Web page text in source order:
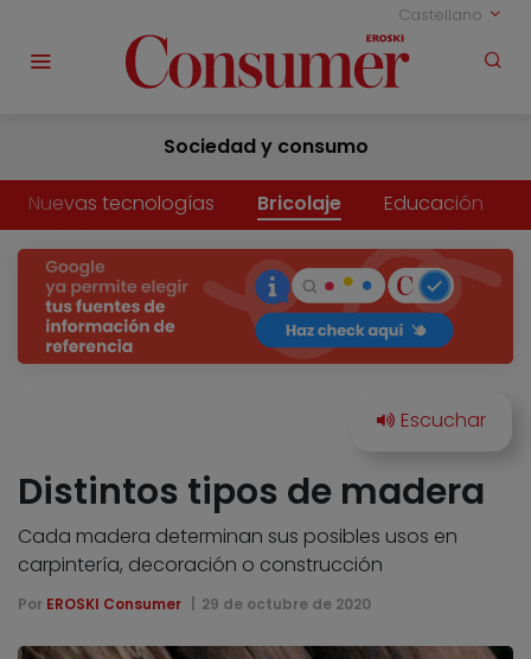
Castellano
Sociedad y consumo
Nuevas tecnologías Bricolaje Educación
Distintos tipos de madera
Cada madera determinan sus posibles usos en
carpintería, decoración o construcción
Por EROSKI Consumer 29 de octubre de 2020